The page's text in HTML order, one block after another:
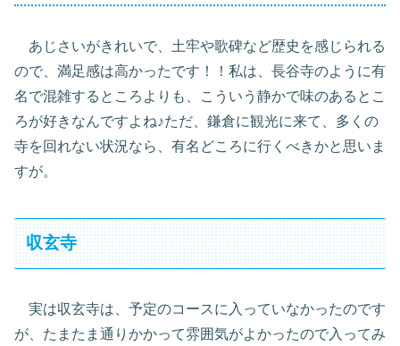
あじさいがきれいで、土牢や歌碑など歴史を感じられる
ので、満足感は高かったです！！私は、長谷寺のように有
名で混雑するところよりも、こういう静かで味のあるとこ
ろが好きなんですよね♪ただ、鎌倉に観光に来て、多くの
寺を回れない状況なら、有名どころに行くべきかと思いま
すが。
収玄寺
実は収玄寺は、予定のコースに入っていなかったのです
が、たまたま通りかかって雰囲気がよかったので入ってみ